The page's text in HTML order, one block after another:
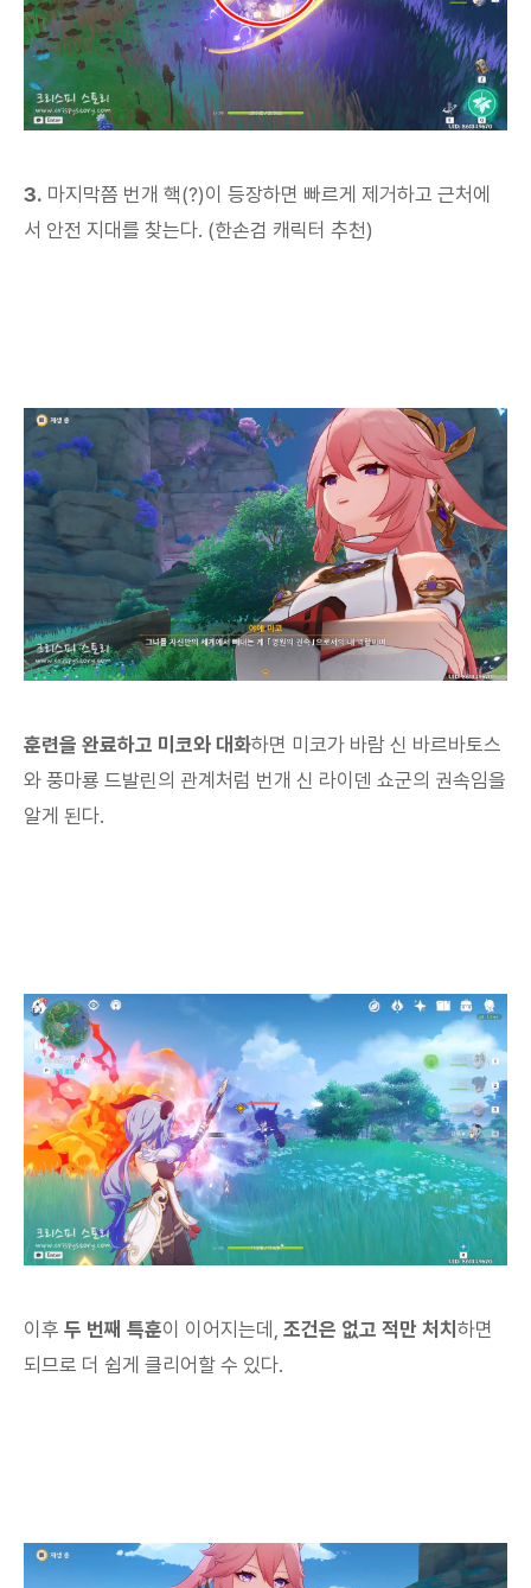
3. 마지막쯤 번개 핵(?)이 등장하면 빠르게 제거하고 근처에
서 안전 지대를 찾는다. (한손검 캐릭터 추천)
훈련을 완료하고 미코와 대화하면 미코가 바람 신 바르바토스
와 풍마룡 드발린의 관계처럼 번개 신 라이덴 쇼군의 권속임을
알게 된다.
이후 두 번째 특훈이 이어지는데, 조건은 없고 적만 처치 하면
되므로 더 쉽게 클리어할 수 있다.